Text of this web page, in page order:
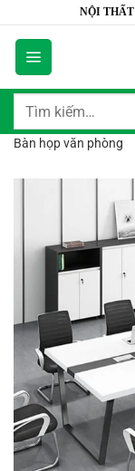
dung
NỘI THẤT
Tìm
Bàn họp văn phòng